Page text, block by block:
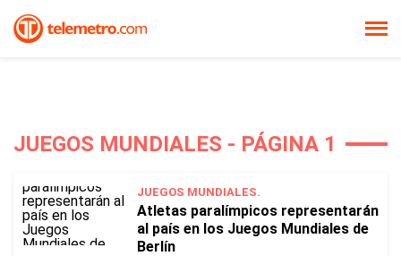
JUEGOS MUNDIALES - PÁGINA 1
JUEGOS MUNDIALES.
Atletas paralímpicos representarán
al país en los Juegos Mundiales de
Berlín